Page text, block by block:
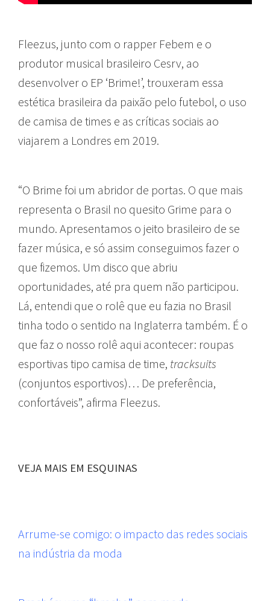
Fleezus, junto com o rapper Febem e o
produtor musical brasileiro Cesrv, ao
desenvolver o EP ‘Brime!’, trouxeram essa
estética brasileira da paixão pelo futebol, o uso
de camisa de times e as críticas sociais ao
viajarem a Londres em 2019.
“O Brime foi um abridor de portas. O que mais
representa o Brasil no quesito Grime para o
mundo. Apresentamos o jeito brasileiro de se
fazer música, e só assim conseguimos fazer o
que fizemos. Um disco que abriu
oportunidades, até pra quem não participou.
Lá, entendi que o rolê que eu fazia no Brasil
tinha todo o sentido na Inglaterra também. É o
que faz o nosso rolê aqui acontecer: roupas
esportivas tipo camisa de time, tracksuits
(conjuntos esportivos)… De preferência,
confortáveis”, afirma Fleezus.
VEJA MAIS EM ESQUINAS
Arrume-se comigo: o impacto das redes sociais
na indústria da moda